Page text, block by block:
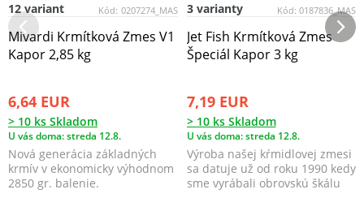
Kód: 0207274_MAS
12 variant
Mivardi Krmítková Zmes V1
Kapor 2,85 kg
6,64 EUR
> 10 ks Skladom
U vás doma: streda 12.8.
Nová generácia základných
krmív v ekonomicky výhodnom
2850 gr. balenie.
Kód: 0187836_MAS
3 varianty
Jet Fish Krmítková Zmes
Špeciál Kapor 3 kg
7,19 EUR
> 10 ks Skladom
U vás doma: streda 12.8.
Výroba našej kŕmidlovej zmesi
sa datuje už od roku 1990 kedy
sme vyrábali obrovskú škálu